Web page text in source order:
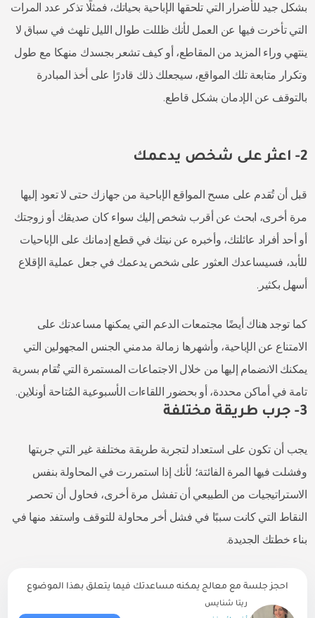
بشكل جيد للأضرار التي تلحقها الإباحية بحياتك، فمثلًا تذكر عدد المرات
التي تأخرت فيها عن العمل لأنك ظللت طوال الليل تلهث في سباق لا
ينتهي وراء المزيد من المقاطع، أو كيف تشعر بجسدك منهكا مع طول
وتكرار متابعة تلك المواقع، سيجعلك ذلك قادرًا على أخذ المبادرة
بالتوقف عن الإدمان بشكل قاطع.
2- اعثر على شخص يدعمك
قبل أن تُقدم على مسح المواقع الإباحية من جهازك حتى لا تعود إليها
مرة أخرى، ابحث عن أقرب شخص إليك سواء كان صديقك أو زوجتك
أو أحد أفراد عائلتك، وأخبره عن نيتك في قطع إدمانك على الإباحيات
للأبد، فسيساعدك العثور على شخص يدعمك في جعل عملية الإقلاع
أسهل بكثير.
كما توجد هناك أيضًا مجتمعات الدعم التي يمكنها مساعدتك على
الامتناع عن الإباحية، وأشهرها زمالة مدمني الجنس المجهولين التي
يمكنك الانضمام إليها من خلال الاجتماعات المستمرة التي تُقام بسرية
تامة في أماكن محددة، أو بحضور اللقاءات الأسبوعية المُتاحة أونلاين.
3- جرب طريقة مختلفة
يجب أن تكون على استعداد لتجربة طريقة مختلفة غير التي جربتها
وفشلت فيها المرة الفائتة؛ لأنك إذا استمررت في المحاولة بنفس
الاستراتيجيات من الطبيعي أن تفشل مرة أخرى، فحاول أن تحصر
النقاط التي كانت سببًا في فشل أخر محاولة للتوقف واستفد منها في
بناء خطتك الجديدة.
احجز جلسة مع معالج يمكنه مساعدتك فيما يتعلق بهذا الموضوع
ريتا شنايس